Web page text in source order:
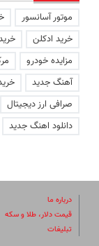
موتور آسانسور
خرید ادکلن
مزایده خودرو
آهنگ جدید
صرافی ارز دیجیتال
دانلود اهنگ جدید
درباره ما
قیمت دلار، طلا و سکه
تبلیغات